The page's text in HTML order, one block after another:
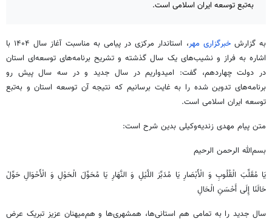
به‌تبع توسعه ایران اسلامی است.
به گزارش خبرگزاری مهر
، استاندار مرکزی در پیامی به مناسبت آغاز سال ۱۴۰۴ با
اشاره به فراز و نشیب‌های یک سال گذشته و تشریح برنامه‌های توسعه‌ای استان
در دولت چهاردهم، گفت: امیدواریم در سال جدید و در سه سال پیش رو
برنامه‌های تدوین شده را به غایت برسانیم که نتیجه آن توسعه استان و به‌تبع
توسعه ایران اسلامی است.
متن پیام مهدی زندیه‌وکیلی بدین شرح است:
بسم‌الله الرحمن الرحیم
یَا مُقَلِّبَ الْقُلُوبِوَ الْأَبْصَارِیَا مُدَبِّرَ اللَّیْلِ وَ النَّهَارِ یَا مُحَوِّلَ الْحَوْلِوَ الْأَحْوَالِحَوِّلْ
حَالَنَا إِلَی أَحْسَنِ الْحَالِ
سال جدید را به تمامی هم استانی‌ها، همشهری‌ها و هم‌میهنان عزیز تبریک عرض